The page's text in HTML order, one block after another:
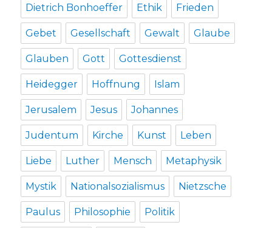
Dietrich Bonhoeffer Ethik Frieden
Gebet Gesellschaft Gewalt Glaube
Glauben Gott Gottesdienst
Heidegger Hoffnung Islam
Jerusalem Jesus Johannes
Judentum Kirche Kunst Leben
Liebe Luther Mensch Metaphysik
Mystik Nationalsozialismus Nietzsche
Paulus Philosophie Politik